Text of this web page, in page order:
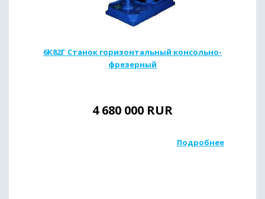
6К82Г Станок горизонтальный консольно-
фрезерный
4 680 000 RUR
Подробнее